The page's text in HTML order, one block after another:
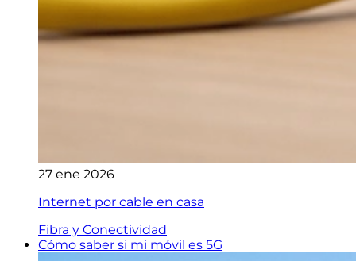
27 ene 2026
Internet por cable en casa
Fibra y Conectividad
Cómo saber si mi móvil es 5G